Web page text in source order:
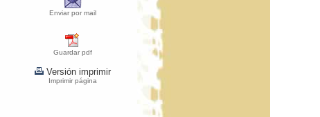
Enviar por mail
Guardar pdf
Versión imprimir
Imprimir página